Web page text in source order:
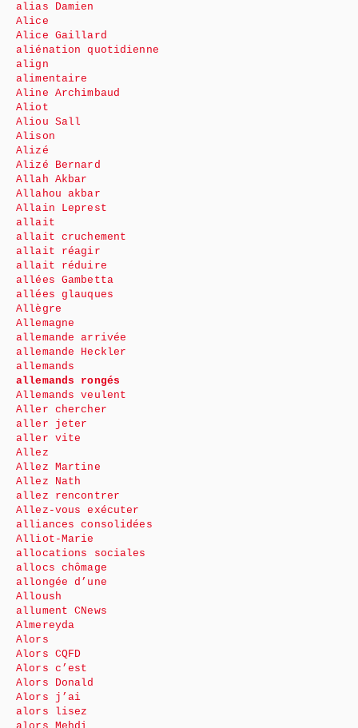
alias Damien
Alice
Alice Gaillard
aliénation quotidienne
align
alimentaire
Aline Archimbaud
Aliot
Aliou Sall
Alison
Alizé
Alizé Bernard
Allah Akbar
Allahou akbar
Allain Leprest
allait
allait cruchement
allait réagir
allait réduire
allées Gambetta
allées glauques
Allègre
Allemagne
allemande arrivée
allemande Heckler
allemands
allemands rongés
Allemands veulent
Aller chercher
aller jeter
aller vite
Allez
Allez Martine
Allez Nath
allez rencontrer
Allez-vous exécuter
alliances consolidées
Alliot-Marie
allocations sociales
allocs chômage
allongée d’une
Alloush
allument CNews
Almereyda
Alors
Alors CQFD
Alors c’est
Alors Donald
Alors j’ai
alors lisez